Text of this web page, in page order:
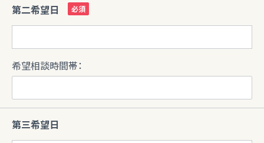
第二希望日
希望相談時間帯：
第三希望日